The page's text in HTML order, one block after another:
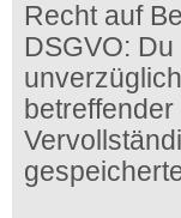
Recht auf
DSGVO: